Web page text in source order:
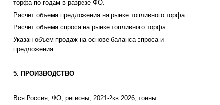
торфа по годам в разрезе ФО.
Расчет объема предложения на рынке топливного торфа
Расчет объема спроса на рынке топливного торфа
Указан объем продаж на основе баланса спроса и
предложения.
5. ПРОИЗВОДСТВО
Вся Россия, ФО, регионы, 2021-2кв.2026, тонны